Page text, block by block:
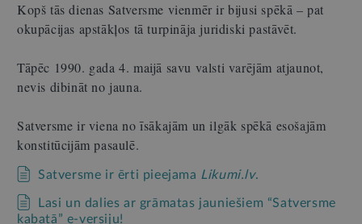
Kopš tās dienas Satversme vienmēr ir bijusi spēkā – pat
okupācijas apstākļos tā turpināja juridiski pastāvēt.
Tāpēc 1990. gada 4. maijā savu valsti varējām atjaunot,
nevis dibināt no jauna.
Satversme ir viena no īsākajām un ilgāk spēkā esošajām
konstitūcijām pasaulē.
Satversme ir ērti pieejama Likumi.lv.
Lasi un dalies ar grāmatas jauniešiem “Satversme
kabatā” e-versiju!